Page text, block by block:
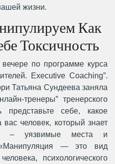
жизни.
Как
Токсичность
по программе курса
Executive Coaching”.
Татьяна Сундеева заняла
тренеры” тренерского
представьте себе, какое
человек, который знает
– уязвимые места и
— это вид
психологического